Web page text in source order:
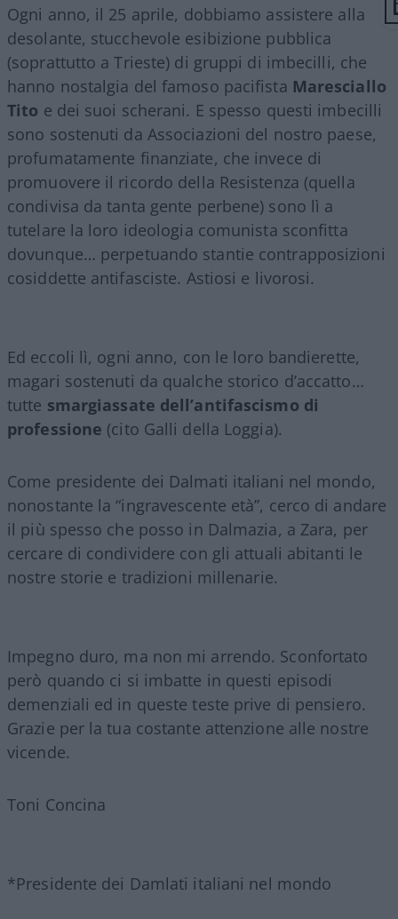
Ogni anno, il 25 aprile, dobbiamo assistere alla
desolante, stucchevole esibizione pubblica
(soprattutto a Trieste) di gruppi di imbecilli, che
hanno nostalgia del famoso pacifista Maresciallo
Tito e dei suoi scherani. E spesso questi imbecilli
sono sostenuti da Associazioni del nostro paese,
profumatamente finanziate, che invece di
promuovere il ricordo della Resistenza (quella
condivisa da tanta gente perbene) sono lì a
tutelare la loro ideologia comunista sconfitta
dovunque… perpetuando stantie contrapposizioni
cosiddette antifasciste. Astiosi e livorosi.
Ed eccoli lì, ogni anno, con le loro bandierette,
magari sostenuti da qualche storico d’accatto…
tutte smargiassate dell’antifascismo di
professione (cito Galli della Loggia).
Come presidente dei Dalmati italiani nel mondo,
nonostante la “ingravescente età”, cerco di andare
il più spesso che posso in Dalmazia, a Zara, per
cercare di condividere con gli attuali abitanti le
nostre storie e tradizioni millenarie.
Impegno duro, ma non mi arrendo. Sconfortato
però quando ci si imbatte in questi episodi
demenziali ed in queste teste prive di pensiero.
Grazie per la tua costante attenzione alle nostre
vicende.
Toni Concina
*Presidente dei Damlati italiani nel mondo